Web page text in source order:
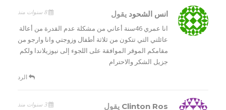
انس الشحود يقول 8 سنوات منذ
انا عمري 46سنة أعاني من مشكلة عدم القدرة من أعالة
عائلتي التي تتكون من ثلاثة أطفال وزوجتي وانا وارجو من
مقامكم الموقر الموافقة على اللجوء إلى نيوزيلاندا ولكم
جزيل الشكر والاحترام
الرد
Clinton Ros يقول 3 سنوات منذ